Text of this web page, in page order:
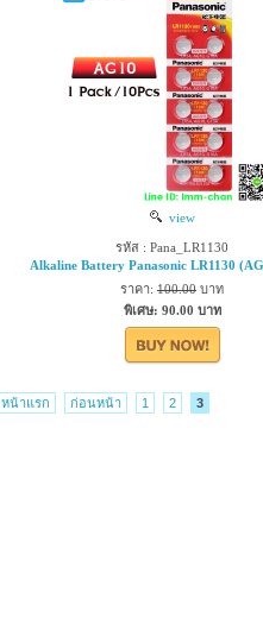
view
รหัส : Pana_LR1130
Alkaline Battery Panasonic LR1130
ราคา: 100.00 บาท
พิเศษ: 90.00 บาท
หน้าแรก ก่อนหน้า 1 2 3